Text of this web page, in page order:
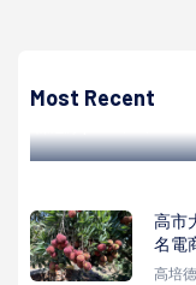
Most Recent
「豐」起來
高市
名電
高培